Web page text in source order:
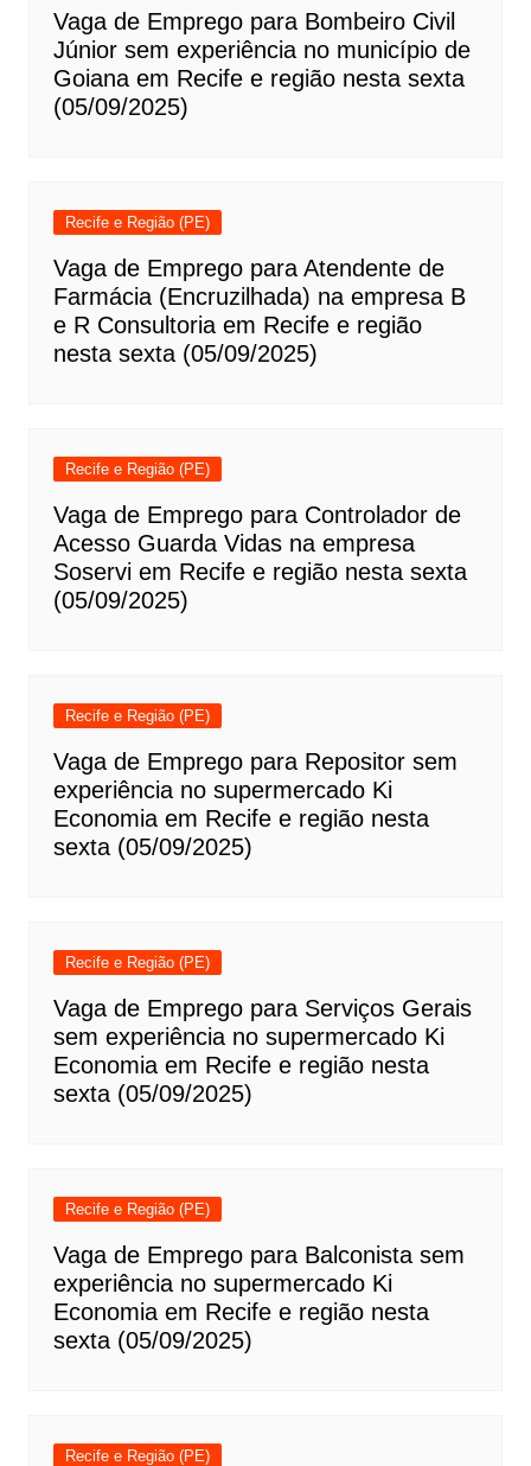
Vaga de Emprego para Bombeiro Civil
Júnior sem experiência no município de
Goiana em Recife e região nesta sexta
(05/09/2025)
Recife e Região (PE)
Vaga de Emprego para Atendente de
Farmácia (Encruzilhada) na empresa B
e R Consultoria em Recife e região
nesta sexta (05/09/2025)
Recife e Região (PE)
Vaga de Emprego para Controlador de
Acesso Guarda Vidas na empresa
Soservi em Recife e região nesta sexta
(05/09/2025)
Recife e Região (PE)
Vaga de Emprego para Repositor sem
experiência no supermercado Ki
Economia em Recife e região nesta
sexta (05/09/2025)
Recife e Região (PE)
Vaga de Emprego para Serviços Gerais
sem experiência no supermercado Ki
Economia em Recife e região nesta
sexta (05/09/2025)
Recife e Região (PE)
Vaga de Emprego para Balconista sem
experiência no supermercado Ki
Economia em Recife e região nesta
sexta (05/09/2025)
Recife e Região (PE)